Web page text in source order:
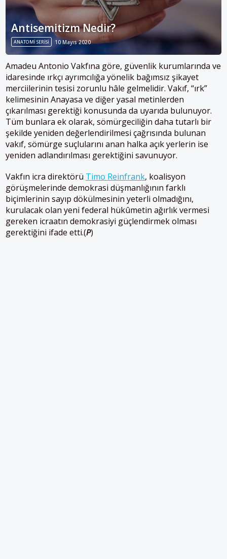
Antisemitizm Nedir?
ANATOMİ SERİSİ 10 Mayıs 2020
Amadeu Antonio Vakfına göre, güvenlik kurumlarında ve
idaresinde ırkçı ayrımcılığa yönelik bağımsız şikayet
merciilerinin tesisi zorunlu hâle gelmelidir. Vakıf, “ırk”
kelimesinin Anayasa ve diğer yasal metinlerden
çıkarılması gerektiği konusunda da uyarıda bulunuyor.
Tüm bunlara ek olarak, sömürgeciliğin daha tutarlı bir
şekilde yeniden değerlendirilmesi çağrısında bulunan
vakıf, sömürge suçlularını anan halka açık yerlerin ise
yeniden adlandırılması gerektiğini savunuyor.
Vakfın icra direktörü Timo Reinfrank, koalisyon
görüşmelerinde demokrasi düşmanlığının farklı
biçimlerinin sayıp dökülmesinin yeterli olmadığını,
kurulacak olan yeni federal hükûmetin ağırlık vermesi
gereken icraatın demokrasiyi güçlendirmek olması
gerektiğini ifade etti.(P)